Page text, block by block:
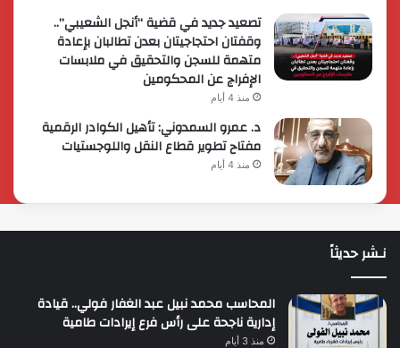
تصعيد جديد في قضية “أنجل الشعيبي”..
وقفتان احتجاجيتان بعدن تطالبان بإعادة
متهمة للسجن والتحقيق في ملابسات
الإفراج عن المحكومين
منذ 4 أيام
د. عمرو السمدوني: تأهيل الكوادر الرقمية
مفتاح تطوير قطاع النقل واللوجستيات
منذ 4 أيام
نـشر حديثاً
المحاسب محمد نبيل عبد الغفار فولي.. قيادة
إدارية ناجحة على رأس فرع إيرادات طامية
منذ 3 أيام